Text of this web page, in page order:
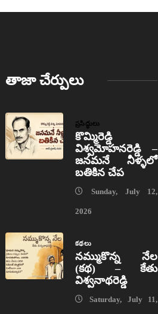
తాజా చేర్పులు
ప్రసిద్ధులు
కొమ్మిరెడ్డి
విశ్వమోహనరెడ్డి –
జనమనే నీళ్ళలో
బతికిన చేప
Sunday, July 12,
2026
కథలు
నమ్ముకొన్న నేల
(కథ) – కేతు
విశ్వనాథరెడ్డి
Saturday, July 11,